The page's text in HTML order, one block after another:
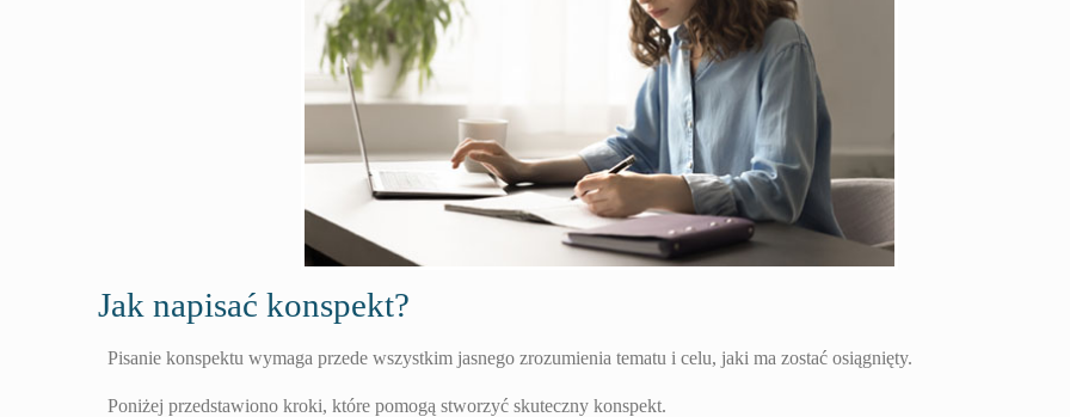
Jak napisać konspekt?
Pisanie konspektu wymaga przede wszystkim jasnego zrozumienia tematu i celu, jaki ma zostać osiągnięty.
Poniżej przedstawiono kroki, które pomogą stworzyć skuteczny konspekt.